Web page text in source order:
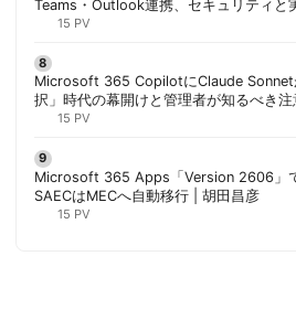
Teams・Outlook連携、セキュリティと
胡田昌彦
15 PV
Microsoft 365 CopilotにClaude
択」時代の幕開けと管理者が知るべき
15 PV
Microsoft 365 Apps「Version 2606」
SAECはMECへ自動移行 | 胡田昌彦
15 PV